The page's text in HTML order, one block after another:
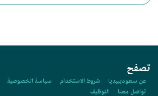
تصفح
عن سعوديبيديا شروط الاستخدام سياسة الخصوصية
تواصل معنا
التوظيف